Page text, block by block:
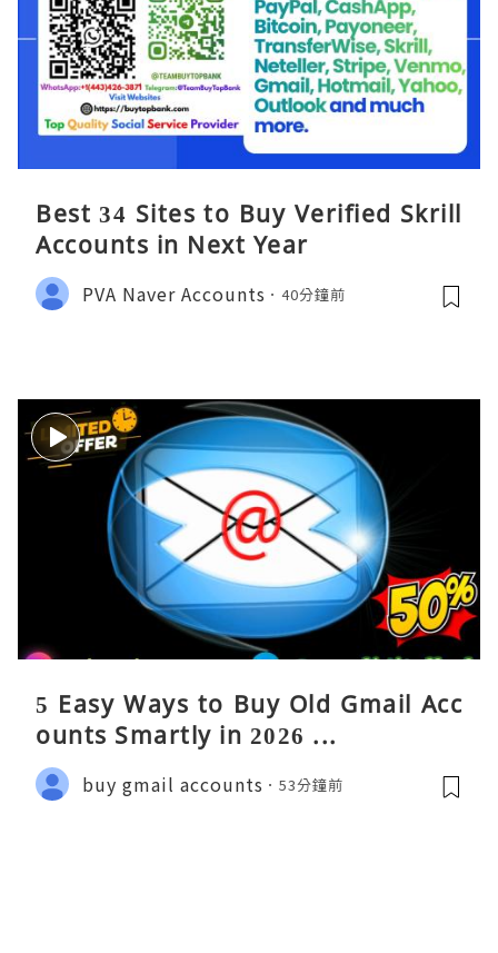
Best 34 Sites to Buy Verified Skrill
Accounts in Next Year
PVA Naver Accounts 40分鐘前
5 Easy Ways to Buy Old Gmail Acc
ounts Smartly in 2026 ...
buy gmail accounts 53分鐘前